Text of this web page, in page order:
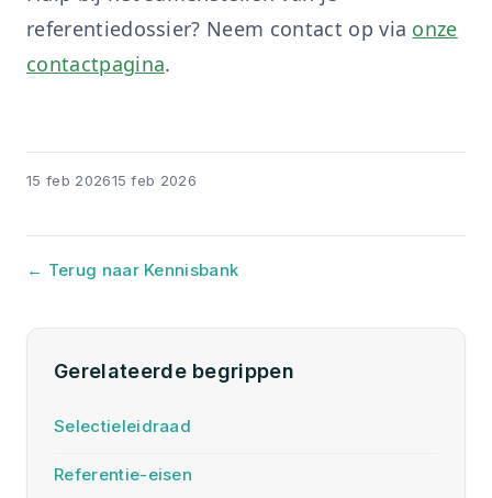
referentiedossier? Neem contact op via onze
contactpagina.
← Terug naar Kennisbank
15 feb 202615 feb 2026
Gerelateerde begrippen
Selectieleidraad
Referentie-eisen